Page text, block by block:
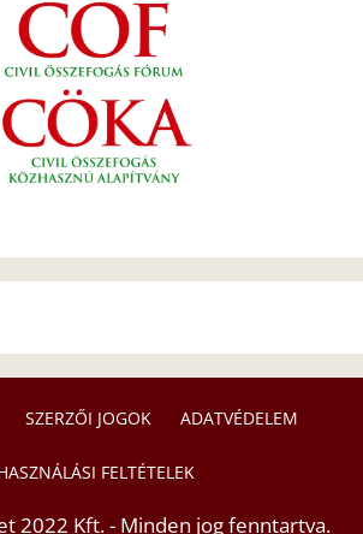
SZERZŐI JOGOK ADATVÉDELEM
FELTÉTELEK
2022 Kft. - Minden jog fenntartva.